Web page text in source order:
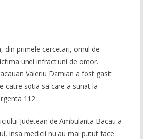
din primele cercetari, omul de
unei infractiuni de omor.
Valeriu Damian a fost gasit
catre sotia sa care a sunat la
112.
Judetean de Ambulanta Bacau a
insa medicii nu au mai putut face